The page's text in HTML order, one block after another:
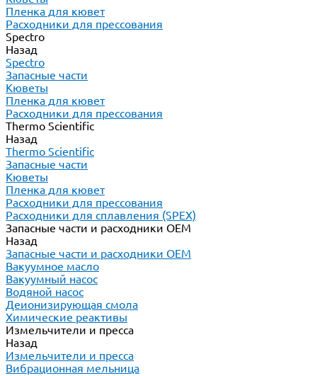
Пленка для кювет
Расходники для прессования
Spectro
Назад
Spectro
Запасные части
Кюветы
Пленка для кювет
Расходники для прессования
Thermo Scientific
Назад
Thermo Scientific
Запасные части
Кюветы
Пленка для кювет
Расходники для прессования
Расходники для сплавления (SPEX)
Запасные части и расходники ОЕМ
Назад
Запасные части и расходники ОЕМ
Вакуумное масло
Вакуумный насос
Водяной насос
Деионизирующая смола
Химические реактивы
Измельчители и пресса
Назад
Измельчители и пресса
Вибрационная мельница